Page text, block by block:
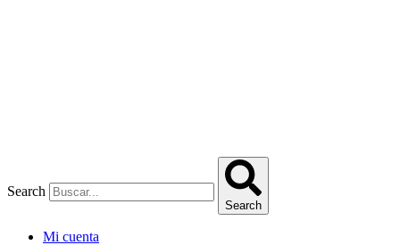
Search
Search
Mi cuenta